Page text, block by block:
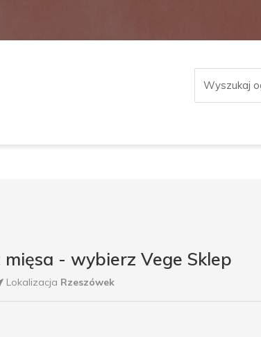
- wybierz Vege Sklep
Lokalizacja Rzeszówek